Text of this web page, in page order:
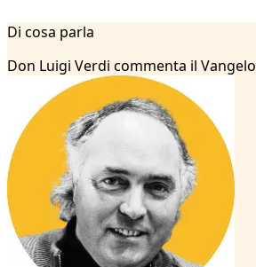
2
...
Di cosa parla
Don Luigi Verdi commenta il